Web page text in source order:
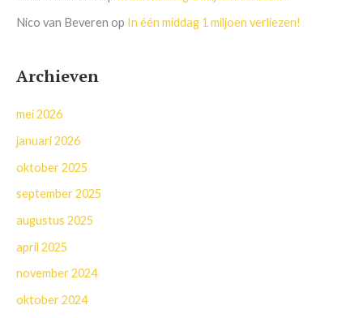
Nico van Beveren op In één middag 1 miljoen verliezen!
Archieven
mei 2026
januari 2026
oktober 2025
september 2025
augustus 2025
april 2025
november 2024
oktober 2024